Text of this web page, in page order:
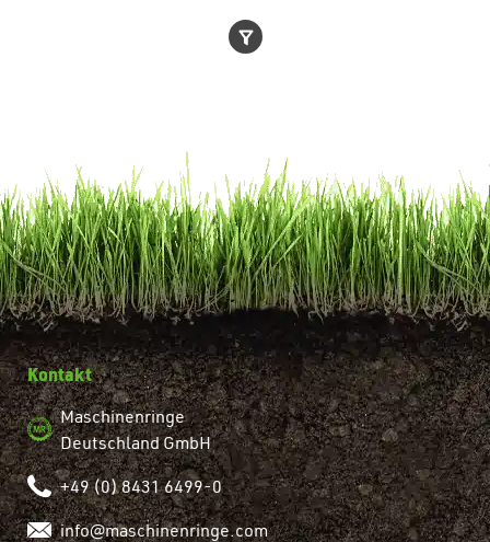
Kontakt
Maschinenringe
Deutschland GmbH
+49 (0) 8431 6499-0
info@maschinenringe.com